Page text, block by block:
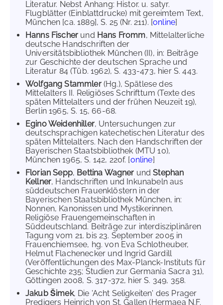
Literatur. Nebst Anhang: Histor. u. satyr.
Flugblätter (Einblattdrucke) mit gereimtem Text,
München [ca. 1889], S. 25 (Nr. 211). [online]
Hanns Fischer und Hans Fromm, Mittelalterliche
deutsche Handschriften der
Universitätsbibliothek München (II), in: Beiträge
zur Geschichte der deutschen Sprache und
Literatur 84 (Tüb. 1962), S. 433-473, hier S. 443.
Wolfgang Stammler (Hg.), Spätlese des
Mittelalters II. Religiöses Schrifttum (Texte des
späten Mittelalters und der frühen Neuzeit 19),
Berlin 1965, S. 15, 66-68.
Egino Weidenhiller, Untersuchungen zur
deutschsprachigen katechetischen Literatur des
späten Mittelalters. Nach den Handschriften der
Bayerischen Staatsbibliothek (MTU 10),
München 1965, S. 142, 220f. [online]
Florian Sepp, Bettina Wagner undStephan
Kellner, Handschriften und Inkunabeln aus
süddeutschen Frauenklöstern in der
Bayerischen Staatsbibliothek München, in:
Nonnen, Kanonissen und Mystikerinnen.
Religiöse Frauengemeinschaften in
Süddeutschland. Beiträge zur interdisziplinären
Tagung vom 21. bis 23. September 2005 in
Frauenchiemsee, hg. von Eva Schlotheuber,
Helmut Flachenecker und Ingrid Gardill
(Veröffentlichungen des Max-Planck-Instituts für
Geschichte 235; Studien zur Germania Sacra 31),
Göttingen 2008, S. 317-372, hier S. 349, 358.
Jakub Šimek, Die 'Acht Seligkeiten' des Prager
Predigers Heinrich von St. Gallen (Hermaea N.F.